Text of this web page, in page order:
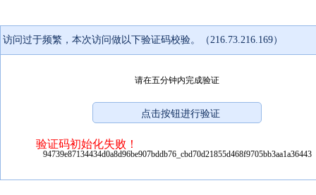
访问过于频繁，本次访问做以下验证码校验。（216.73.216.169）
请在五分钟内完成验证
验证码初始化失败！
94739e87134434d0a8d96be907bddb76_cbd70d21855d468f9705bb3aa1a36443